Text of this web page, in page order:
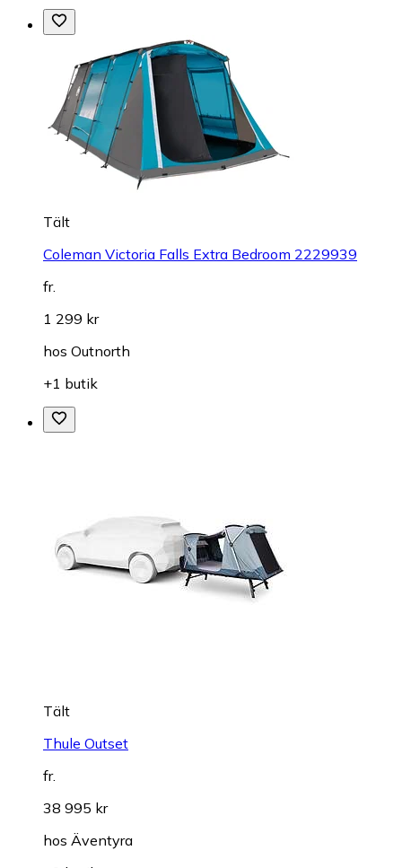
Tält
Coleman Victoria Falls Extra Bedroom 2229939
fr.
1 299 kr
hos Outnorth
+1 butik
Tält
Thule Outset
fr.
38 995 kr
hos Äventyra